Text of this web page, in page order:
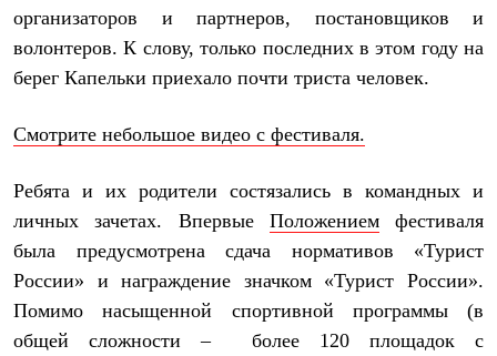
Детская одежда
Утепленная пухом
Комбинезоны
Куртки
Утепленная синтетикой
Брюки
Лёгкая одежда
Футболки
Толстовки
Брюки
Софтшелл одежда
Флисовая одежда
организаторов и партнеров, постановщиков и
волонтеров. К слову, только последних в этом году на
берег Капельки приехало почти триста человек.
Смотрите небольшое видео с фестиваля.
Ребята и их родители состязались в командных и
личных зачетах. Впервые Положениемфестиваля
была предусмотрена сдача нормативов «Турист
России» и награждение значком «Турист России».
Помимо насыщенной спортивной программы (в
общей сложности – более 120 площадок с